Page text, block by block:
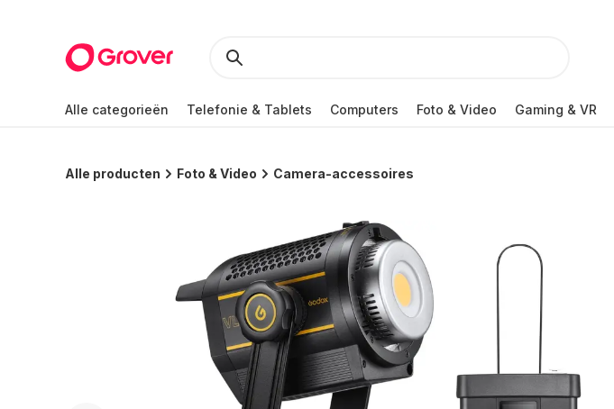
Alle categorieën Telefonie & Tablets Computers Foto & Video Gaming & VR
Alle producten Foto & Video Camera-accessoires